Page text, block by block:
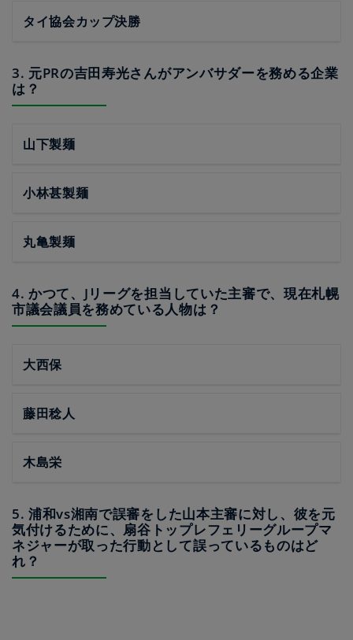
タイ協会カップ決勝
3. 元PRの吉田寿光さんがアンバサダーを務める企業
は？
山下製麺
小林甚製麺
丸亀製麺
4. かつて、Jリーグを担当していた主審で、現在札幌
市議会議員を務めている人物は？
大西保
藤田稔人
木島栄
5. 浦和vs湘南で誤審をした山本主審に対し、彼を元
気付けるために、扇谷トップレフェリーグループマ
ネジャーが取った行動として誤っているものはど
れ？